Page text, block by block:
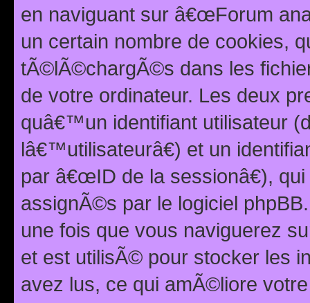
en naviguant sur â€œForum
un certain nombre de cookies,
tÃ©lÃ©chargÃ©s dans les
de votre ordinateur. Les deux
quâ€™un identifiant utilisateur
lâ€™utilisateurâ€) et un
par â€œID de la sessionâ€),
assignÃ©s par le logiciel
une fois que vous naviguerez
et est utilisÃ© pour stocker les
avez lus, ce qui amÃ©liore